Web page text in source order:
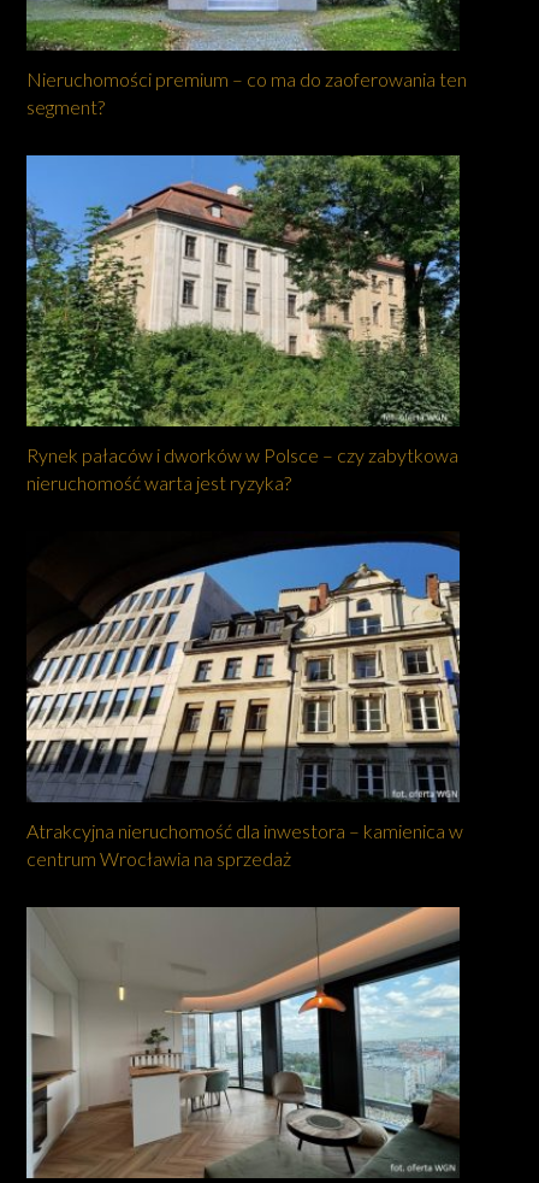
Nieruchomości premium – co ma do zaoferowania ten
segment?
Rynek pałaców i dworków w Polsce – czy zabytkowa
nieruchomość warta jest ryzyka?
Atrakcyjna nieruchomość dla inwestora – kamienica w
centrum Wrocławia na sprzedaż